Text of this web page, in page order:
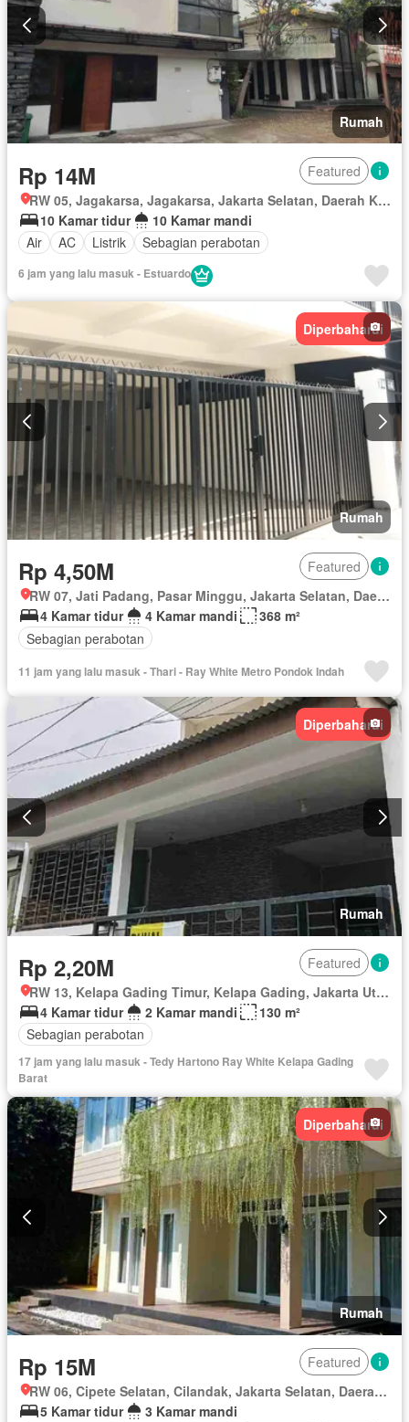
Rumah
Rp 14M
Featured
RW 05, Jagakarsa, Jagakarsa, Jakarta Selatan, Daerah Khusus Ibukota Jakarta
10 Kamar tidur
10 Kamar mandi
Air
AC Listrik Sebagian perabotan
6 jam yang lalu masuk - Estuardo
Diperbaharui
Rumah
Rp 4,50M
Featured
RW 07, Jati Padang, Pasar Minggu, Jakarta Selatan, Daerah Khusus Ibukota Jakarta
4 Kamar tidur
4 Kamar mandi
368 m²
Sebagian perabotan
11 jam yang lalu masuk - Thari - Ray White Metro Pondok Indah
Diperbaharui
Rumah
Rp 2,20M
Featured
RW 13, Kelapa Gading Timur, Kelapa Gading, Jakarta Utara, Daerah Khusus Ibukota Jakarta
4 Kamar tidur
2 Kamar mandi
130 m²
Sebagian perabotan
17 jam yang lalu masuk - Tedy Hartono Ray White Kelapa Gading
Barat
Diperbaharui
Rumah
Rp 15M
Featured
RW 06, Cipete Selatan, Cilandak, Jakarta Selatan, Daerah Khusus Ibukota Jakarta
5 Kamar tidur
3 Kamar mandi